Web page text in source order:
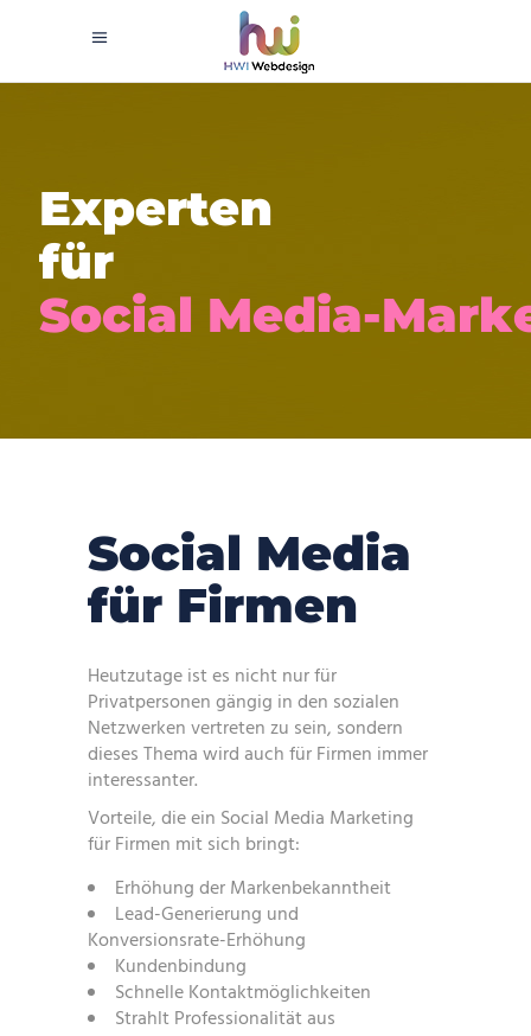
Experten
für
Social Media-Mark
Social Media
für Firmen
Heutzutage ist es nicht nur für
Privatpersonen gängig in den sozialen
Netzwerken vertreten zu sein, sondern
dieses Thema wird auch für Firmen immer
interessanter.
Vorteile, die ein Social Media Marketing
für Firmen mit sich bringt:
Erhöhung der Markenbekanntheit
Lead-Generierung und
Konversionsrate-Erhöhung
Kundenbindung
Schnelle Kontaktmöglichkeiten
Strahlt Professionalität aus